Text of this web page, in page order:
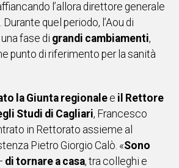
l’allora direttore generale
quel periodo, l’Aou di
fase di grandi cambiamenti,
punto di riferimento per la sanità
la Giunta regionale e il Rettore
Studi di Cagliari, Francesco
in Rettorato assieme al
Pietro Giorgio Calò. «Sono
di tornare a casa, tra colleghi e